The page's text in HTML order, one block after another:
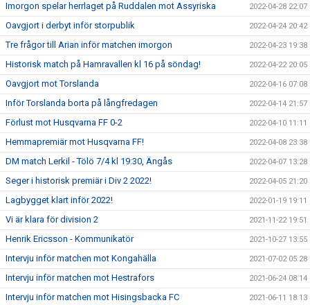
Imorgon spelar herrlaget på Ruddalen mot Assyriska 2022-04-28 22:07
Oavgjort i derbyt inför storpublik 2022-04-24 20:42
Tre frågor till Arian inför matchen imorgon 2022-04-23 19:38
Historisk match på Hamravallen kl 16 på söndag! 2022-04-22 20:05
Oavgjort mot Torslanda 2022-04-16 07:08
Inför Torslanda borta på långfredagen 2022-04-14 21:57
Förlust mot Husqvarna FF 0-2 2022-04-10 11:11
Hemmapremiär mot Husqvarna FF! 2022-04-08 23:38
DM match Lerkil - Tölö 7/4 kl 19:30, Ängås 2022-04-07 13:28
Seger i historisk premiär i Div 2 2022! 2022-04-05 21:20
Lagbygget klart inför 2022! 2022-01-19 19:11
Vi är klara för division 2 2021-11-22 19:51
Henrik Ericsson - Kommunikatör 2021-10-27 13:55
Intervju inför matchen mot Kongahälla 2021-07-02 05:28
Intervju inför matchen mot Hestrafors 2021-06-24 08:14
Intervju inför matchen mot Hisingsbacka FC 2021-06-11 18:13